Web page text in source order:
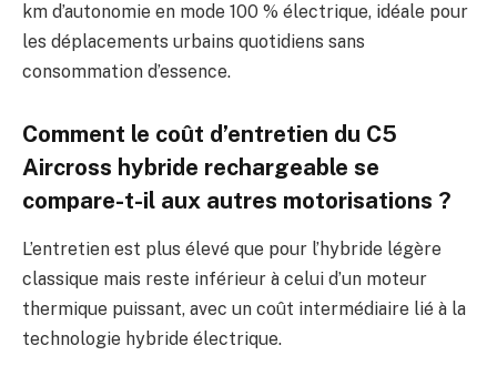
km d’autonomie en mode 100 % électrique, idéale pour
les déplacements urbains quotidiens sans
consommation d’essence.
Comment le coût d’entretien du C5
Aircross hybride rechargeable se
compare-t-il aux autres motorisations ?
L’entretien est plus élevé que pour l’hybride légère
classique mais reste inférieur à celui d’un moteur
thermique puissant, avec un coût intermédiaire lié à la
technologie hybride électrique.